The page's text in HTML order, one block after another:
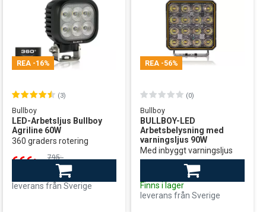
REA -16%
Bullboy
LED-Arbetsljus Bullboy
Agriline 60W
360 graders rotering
(3)
666:- 795:-
leverans från Sverige
REA -56%
Bullboy
BULLBOY-LED
Arbetsbelysning med
varningsljus 90W
Med inbyggt varningsljus
(0)
1350:-
Finns i lager
leverans från Sverige